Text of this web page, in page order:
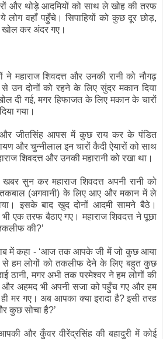
और थोड़े आदमियों को साथ ले खोह की तरफ
लोग वहाँ पहुँचे। सिपाहियों को कुछ दूर छोड़,
खोल कर अंदर गए।
ने महाराज शिवदत्त और उनकी रानी को नौगढ़
से उन दोनों को रहने के लिए सुंदर मकान दिया
दी गई, मगर हिफाजत के लिए मकान के चारों
गया।
और जीतसिंह आपस में कुछ राय कर के पंडित
और चुन्नीलाल इन चारों कैदी ऐयारों को साथ
शिवदत्त और उनकी महारानी को रखा था।
सुन कर महाराज शिवदत्त अपनी रानी को
(अगवानी) के लिए आए और मकान में ले
इसके बाद खुद दोनों आदमी सामने बैठे।
एक तरफ बैठाए गए। महाराज शिवदत्त ने पूछा
की?’
में कहा - ‘आज तक आपके जी में जो कुछ आया
हम लोगों को तकलीफ देने के लिए बहुत कुछ
ठानी, मगर अभी तक परमेश्वर ने हम लोगों की
और अहमद भी अपनी सजा को पहुँच गए और हम
मर गए। अब आपका क्या इरादा है? इसी तरह
कुछ सोचा है?’
और कुँवर वीरेंद्रसिंह की बहादुरी में कोई